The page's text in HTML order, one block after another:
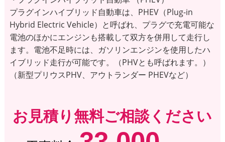
プラグインハイブリッド自動車は、PHEV（Plug-in
Hybrid Electric Vehicle）と呼ばれ、プラグで充電可能な
電池のほかにエンジンも搭載して双方を併用して走行し
ます。電池不足時には、ガソリンエンジンを使用したハ
イブリッド走行が可能です。（PHVとも呼ばれます。）
（新型プリウスPHV、アウトランダー PHEVなど）
お見積り無料ご相談ください